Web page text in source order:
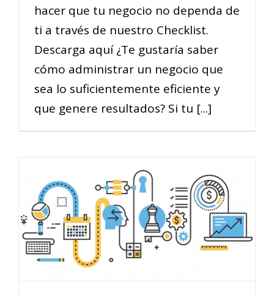
hacer que tu negocio no dependa de
ti a través de nuestro Checklist.
Descarga aquí ¿Te gustaría saber
cómo administrar un negocio que
sea lo suficientemente eficiente y
que genere resultados? Si tu [...]